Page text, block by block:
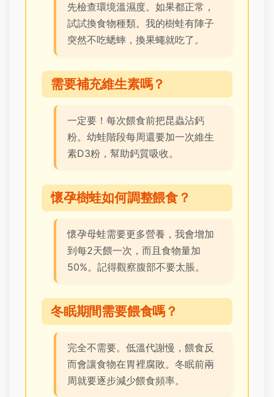
先檢查環境溫濕度。如果都正常，
試試換食物種類。我的樹蛙有陣子
突然不吃蟋蟀，換果蠅就吃了。
需要補充維生素嗎？
一定要！每次餵食前把昆蟲沾鈣
粉。幼蛙階段每周還要加一次維生
素D3粉，幫助鈣質吸收。
懷孕樹蛙如何調整餵食？
懷孕母蛙需要更多營養，我會增加
到每2天餵一次，而且食物量加
50%。記得觀察腹部不要太脹。
冬眠期間需要餵食嗎？
完全不需要。低溫代謝慢，餵食反
而會讓食物在胃裡腐敗。冬眠前兩
周就要逐步減少餵食頻率。